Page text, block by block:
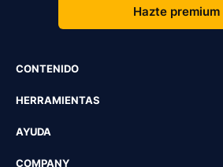
Hazte premium
CONTENIDO
HERRAMIENTAS
AYUDA
COMPANY